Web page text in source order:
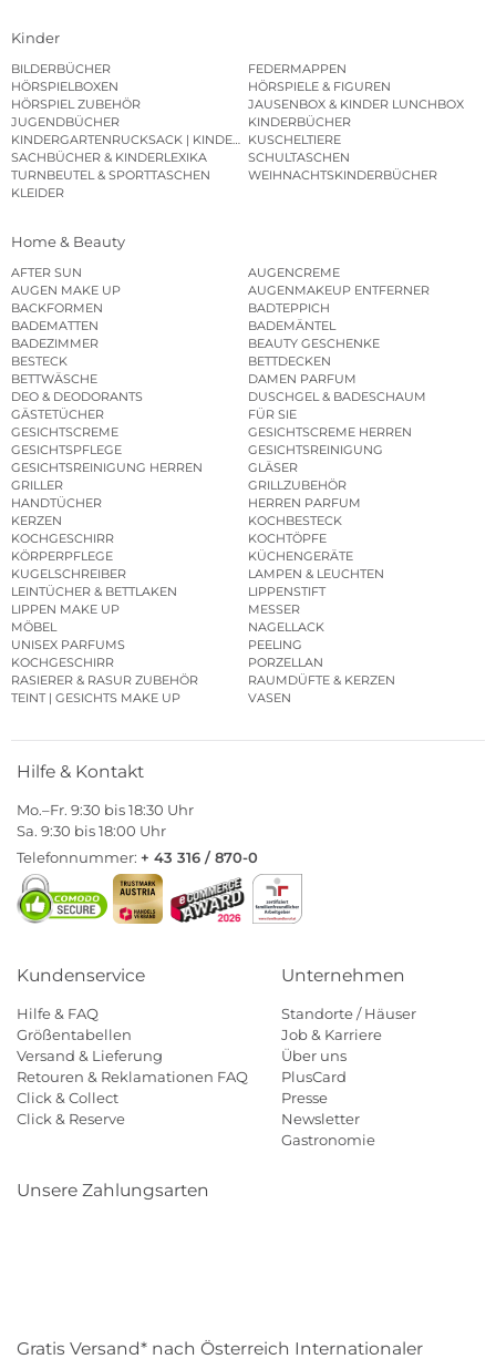
Kinder
BILDERBÜCHER
FEDERMAPPEN
HÖRSPIELBOXEN
HÖRSPIELE & FIGUREN
HÖRSPIEL ZUBEHÖR
JAUSENBOX & KINDER LUNCHBOX
JUGENDBÜCHER
KINDERBÜCHER
KINDERGARTENRUCKSACK | KINDERGARTENBEUTEL
KUSCHELTIERE
SACHBÜCHER & KINDERLEXIKA
SCHULTASCHEN
TURNBEUTEL & SPORTTASCHEN
WEIHNACHTSKINDERBÜCHER
KLEIDER
Home & Beauty
AFTER SUN
AUGENCREME
AUGEN MAKE UP
AUGENMAKEUP ENTFERNER
BACKFORMEN
BADTEPPICH
BADEMATTEN
BADEMÄNTEL
BADEZIMMER
BEAUTY GESCHENKE
BESTECK
BETTDECKEN
BETTWÄSCHE
DAMEN PARFUM
DEO & DEODORANTS
DUSCHGEL & BADESCHAUM
GÄSTETÜCHER
FÜR SIE
GESICHTSCREME
GESICHTSCREME HERREN
GESICHTSPFLEGE
GESICHTSREINIGUNG
GESICHTSREINIGUNG HERREN
GLÄSER
GRILLER
GRILLZUBEHÖR
HANDTÜCHER
HERREN PARFUM
KERZEN
KOCHBESTECK
KOCHGESCHIRR
KOCHTÖPFE
KÖRPERPFLEGE
KÜCHENGERÄTE
KUGELSCHREIBER
LAMPEN & LEUCHTEN
LEINTÜCHER & BETTLAKEN
LIPPENSTIFT
LIPPEN MAKE UP
MESSER
MÖBEL
NAGELLACK
UNISEX PARFUMS
PEELING
KOCHGESCHIRR
PORZELLAN
RASIERER & RASUR ZUBEHÖR
RAUMDÜFTE & KERZEN
TEINT | GESICHTS MAKE UP
VASEN
Hilfe & Kontakt
Mo.–Fr. 9:30 bis 18:30 Uhr
Sa. 9:30 bis 18:00 Uhr
Telefonnummer: + 43 316 / 870-0
Kundenservice
Hilfe & FAQ
Größentabellen
Versand & Lieferung
Retouren & Reklamationen FAQ
Click & Collect
Click & Reserve
Unternehmen
Standorte / Häuser
Job & Karriere
Über uns
PlusCard
Presse
Newsletter
Gastronomie
Unsere Zahlungsarten
Gratis Versand* nach Österreich Internationaler